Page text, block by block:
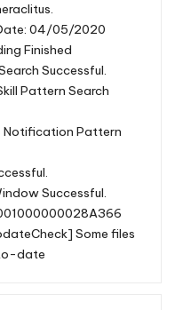
04/05/2020
Finished
Successful.
Pattern Search
Pattern
Successful.
Some files
date